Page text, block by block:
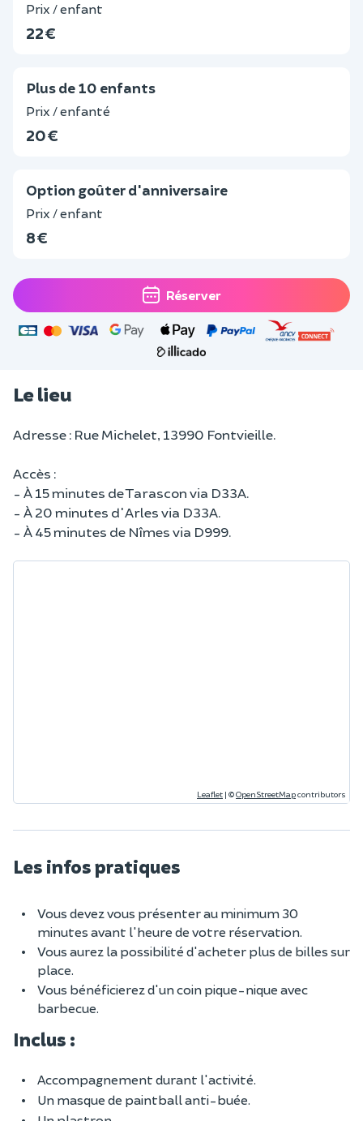
Prix / enfant
22 €
Plus de 10 enfants
Prix / enfanté
20 €
Option goûter d'anniversaire
Prix / enfant
8 €
Réserver
Le lieu
Adresse : Rue Michelet, 13990 Fontvieille.
Accès :
- À 15 minutes de Tarascon via D33A.
- À 20 minutes d'Arles via D33A.
- À 45 minutes de Nîmes via D999.
Leaflet | ©OpenStreetMapcontributors
Les infos pratiques
Vous devez vous présenter au minimum 30
minutes avant l'heure de votre réservation.
Vous aurez la possibilité d'acheter plus de billes sur
place.
Vous bénéficierez d'un coin pique-nique avec
barbecue.
Inclus :
Accompagnement durant l'activité.
Un masque de paintball anti-buée.